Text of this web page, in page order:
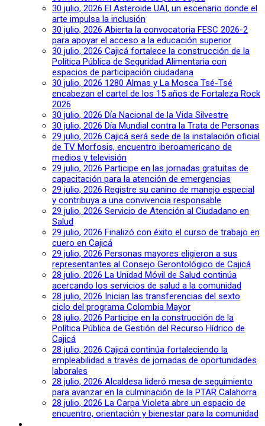
30 julio, 2026 El Asteroide UAI, un escenario donde el
arte impulsa la inclusión
30 julio, 2026 Abierta la convocatoria FESC 2026-2
para apoyar el acceso a la educación superior
30 julio, 2026 Cajicá fortalece la construcción de la
Política Pública de Seguridad Alimentaria con
espacios de participación ciudadana
30 julio, 2026 1280 Almas y La Mosca Tsé-Tsé
encabezan el cartel de los 15 años de Fortaleza Rock
2026
30 julio, 2026 Día Nacional de la Vida Silvestre
30 julio, 2026 Día Mundial contra la Trata de Personas
29 julio, 2026 Cajicá será sede de la instalación oficial
de TV Morfosis, encuentro iberoamericano de
medios y televisión
29 julio, 2026 Participe en las jornadas gratuitas de
capacitación para la atención de emergencias
29 julio, 2026 Registre su canino de manejo especial
y contribuya a una convivencia responsable
29 julio, 2026 Servicio de Atención al Ciudadano en
Salud
29 julio, 2026 Finalizó con éxito el curso de trabajo en
cuero en Cajicá
29 julio, 2026 Personas mayores eligieron a sus
representantes al Consejo Gerontológico de Cajicá
28 julio, 2026 La Unidad Móvil de Salud continúa
acercando los servicios de salud a la comunidad
28 julio, 2026 Inician las transferencias del sexto
ciclo del programa Colombia Mayor
28 julio, 2026 Participe en la construcción de la
Política Pública de Gestión del Recurso Hídrico de
Cajicá
28 julio, 2026 Cajicá continúa fortaleciendo la
empleabilidad a través de jornadas de oportunidades
laborales
28 julio, 2026 Alcaldesa lideró mesa de seguimiento
para avanzar en la culminación de la PTAR Calahorra
28 julio, 2026 La Carpa Violeta abre un espacio de
encuentro, orientación y bienestar para la comunidad